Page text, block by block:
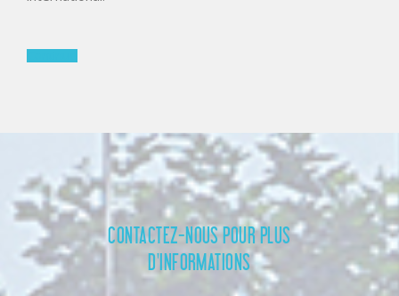
CONTACTEZ-NOUS POUR PLUS
D'INFORMATIONS